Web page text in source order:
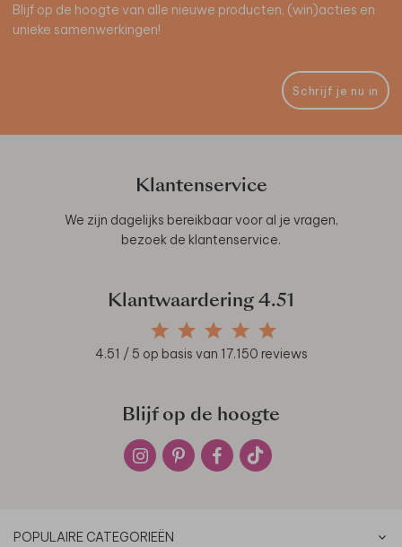
Blijf op de hoogte van alle nieuwe producten, (win)acties en
unieke samenwerkingen!
Schrijf je nu in
Klantenservice
We zijn dagelijks bereikbaar voor al je vragen,
bezoek de klantenservice.
Klantwaardering 4.51
4.51 / 5 op basis van 17.150 reviews
Blijf op de hoogte
POPULAIRE CATEGORIEËN